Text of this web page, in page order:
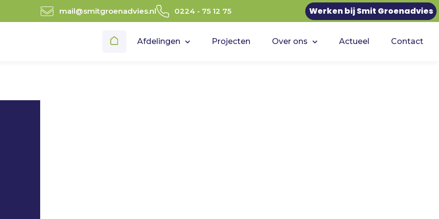
mail@smitgroenadvies.nl 0224 - 75 12 75 Werken bij Smit Groenadvies
Afdelingen Projecten Over ons Actueel Contact